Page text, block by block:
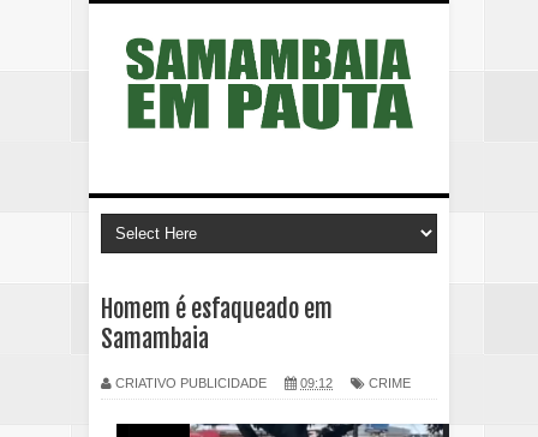
Homem é esfaqueado em
Samambaia
CRIATIVO PUBLICIDADE 09:12 CRIME